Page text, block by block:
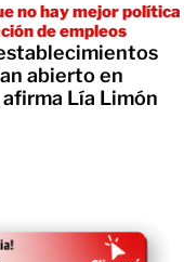
no hay mejor política
de empleos
abierto en
Lía Limón